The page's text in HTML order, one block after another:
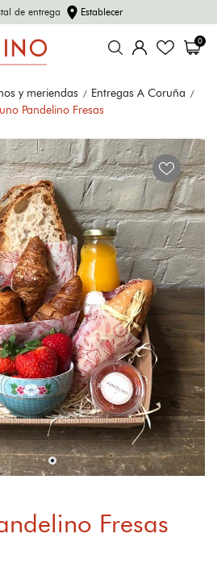
de entrega location_on Establecer
0
y meriendas
Entregas A Coruña
Pandelino Fresas
Fresas